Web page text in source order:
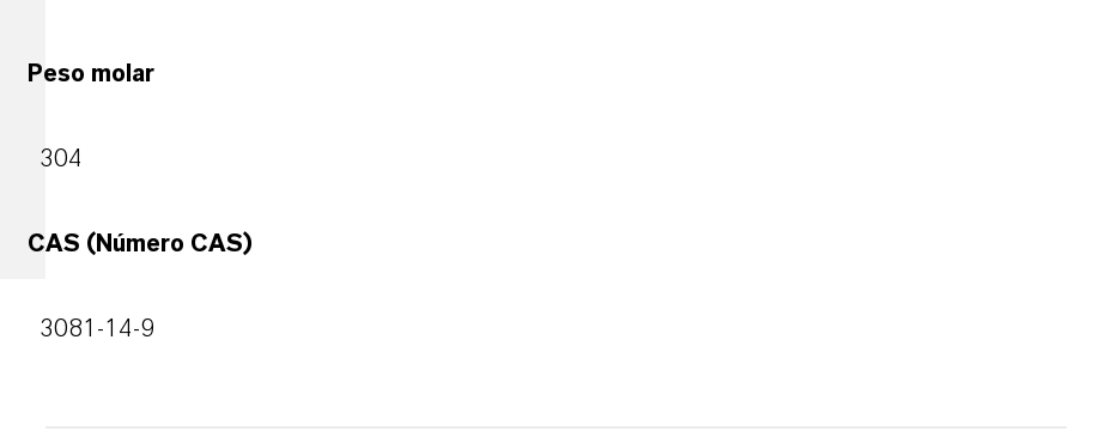
Peso molar
304
CAS (Número CAS)
3081-14-9